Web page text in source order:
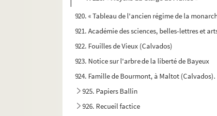
920. « Tableau de l'ancien régime de la
921. Académie des sciences, belles-lettres et
922. Fouilles de Vieux (Calvados)
923. Notice sur l'arbre de la liberté de Bayeux
924. Famille de Bourmont, à Maltot
925. Papiers Ballin
926. Recueil factice